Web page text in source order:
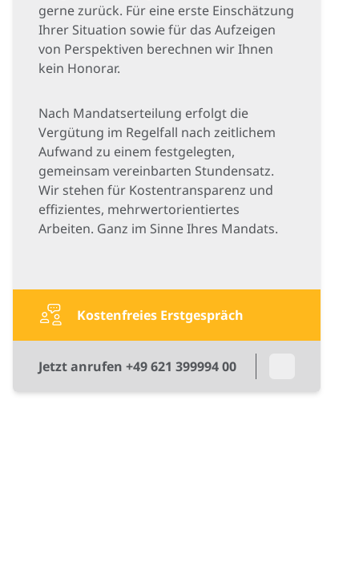
gerne zurück. Für eine erste Einschätzung
Ihrer Situation sowie für das Aufzeigen
von Perspektiven berechnen wir Ihnen
kein Honorar.
Nach Mandatserteilung erfolgt die
Vergütung im Regelfall nach zeitlichem
Aufwand zu einem festgelegten,
gemeinsam vereinbarten Stundensatz.
Wir stehen für Kostentransparenz und
effizientes, mehrwertorientiertes
Arbeiten. Ganz im Sinne Ihres Mandats.
Kostenfreies Erstgespräch
Jetzt anrufen +49 621 399994 00